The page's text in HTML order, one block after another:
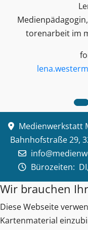
toren­arbeit im
Medienwerkstatt
Bahnhofstraße 29,
Bürozeiten:
Wir brauchen
Diese Webseite
Kartenmaterial